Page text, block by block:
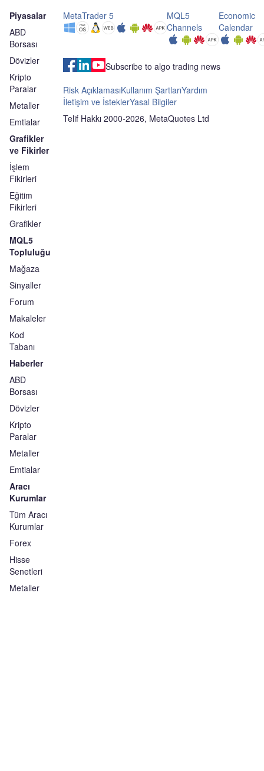
Piyasalar
ABD
Borsası
Dövizler
Kripto
Paralar
Metaller
Emtialar
Grafikler
ve Fikirler
İşlem
Fikirleri
Eğitim
Fikirleri
Grafikler
MQL5
Topluluğu
Mağaza
Sinyaller
Forum
Makaleler
Kod
Tabanı
Haberler
ABD
Borsası
Dövizler
Kripto
Paralar
Metaller
Emtialar
Aracı
Kurumlar
Tüm Aracı
Kurumlar
Forex
Hisse
Senetleri
Metaller
MetaTrader 5
MQL5
Channels
Economic
Calendar
Subscribe to algo trading news
Risk AçıklamasıKullanım ŞartlarıYardım
İletişim ve İsteklerYasal Bilgiler
Telif Hakkı 2000-2026, MetaQuotes Ltd